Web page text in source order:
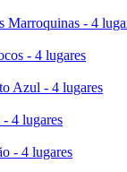
Marroquinas - 4
- 4 lugares
Azul - 4 lugares
4 lugares
- 4 lugares